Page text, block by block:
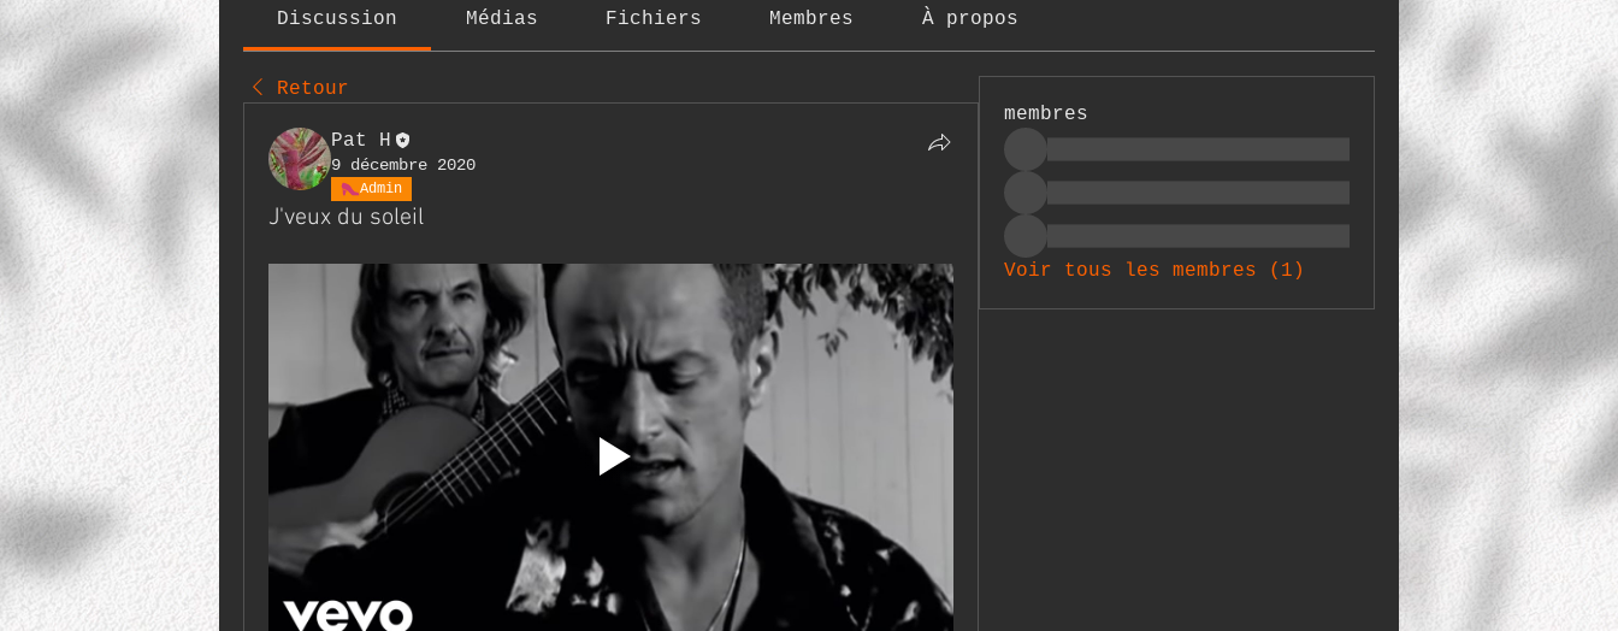
Discussion Médias Fichiers Membres À propos
Retour
Pat H
9 décembre 2020
Admin
J'veux du soleil
membres
Voir tous les membres (1)